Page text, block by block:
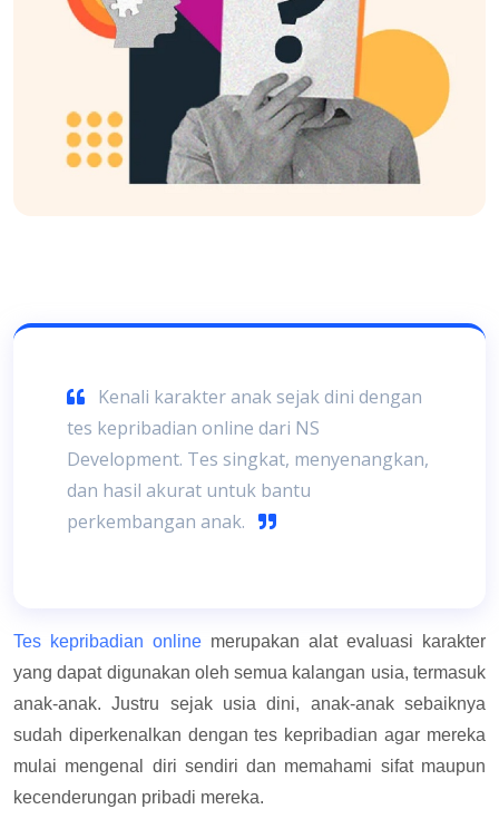
Kenali karakter anak sejak dini dengan
tes kepribadian online dari NS
Development. Tes singkat, menyenangkan,
dan hasil akurat untuk bantu
perkembangan anak.
Tes kepribadian online merupakan alat evaluasi karakter
yang dapat digunakan oleh semua kalangan usia, termasuk
anak-anak. Justru sejak usia dini, anak-anak sebaiknya
sudah diperkenalkan dengan tes kepribadian agar mereka
mulai mengenal diri sendiri dan memahami sifat maupun
kecenderungan pribadi mereka.